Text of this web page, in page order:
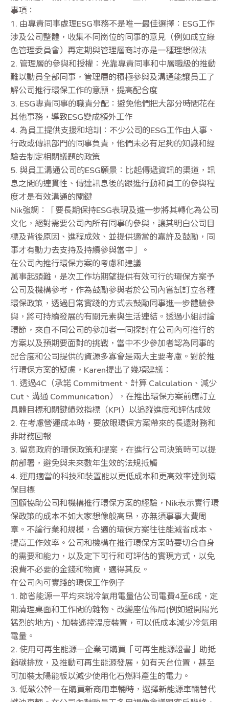
事項：
1. 由專責同事處理ESG事務不是唯一最佳選擇：ESG工作
涉及公司整體，收集不同崗位的同事的意見（例如成立綠
色管理委員會）再定期與管理層商討亦是一種理想做法
2. 管理層的參與和授權：光靠專責同事和中層職級的推動
難以動員全部同事，管理層的積極參與及溝通能讓員工了
解公司推行環保工作的意願，提高配合度
3. ESG專責同事的職責分配：避免他們把大部分時間花在
其他事務，導致ESG變成額外工作
4. 為員工提供支援和培訓：不少公司的ESG工作由人事、
行政或傳訊部門的同事負責，他們未必有足夠的知識和經
驗去制定相關議題的政策
5. 與員工溝通公司的ESG願景：比起傳遞資訊的渠道，訊
息之間的連貫性、傳達訊息後的跟進行動和員工的參與程
度才是有效溝通的關鍵
Nik強調：「要長期保持ESG表現及進一步將其轉化為公司
文化，絕對需要公司內所有同事的參與，讓其明白公司目
標及背後原因、進程成效、並提供適當的嘉許及鼓勵，同
事才有動力去支持及持續參與當中」。
在公司內推行環保方案的考慮和建議
萬事起頭難，是次工作坊期望提供有效可行的環保方案予
公司及機構參考，作為鼓勵參與者於公司內嘗試訂立各種
環保政策，透過日常實踐的方式去鼓勵同事進一步體驗參
與，將可持續發展的有關元素與生活連結。透過小組討論
環節，來自不同公司的參加者一同探討在公司內可推行的
方案以及預期要面對的挑戰，當中不少參加者認為同事的
配合度和公司提供的資源多寡會是兩大主要考慮。對於推
行環保方案的疑慮，Karen提出了幾項建議：
1. 透過4C（承諾 Commitment、計算 Calculation、減少
Cut、溝通 Communication），在推出環保方案前應訂立
具體目標和關鍵績效指標（KPI）以追蹤進度和評估成效
2. 在考慮營運成本時，要放眼環保方案帶來的長遠財務和
非財務回報
3. 留意政府的環保政策和提案，在進行公司決策時可以提
前部署，避免與未來數年生效的法規抵觸
4. 運用適當的科技和裝置能以更低成本和更高效率達到環
保目標
回顧協助公司和機構推行環保方案的經驗，Nik表示實行環
保政策的成本不如大家想像般高昂，亦無須事事大費周
章。不論行業和規模，合適的環保方案往往能減省成本、
提高工作效率。公司和機構在推行環保方案時要切合自身
的需要和能力，以及定下可行和可評估的實現方式，以免
浪費不必要的金錢和物資，適得其反。
在公司內可實踐的環保工作例子
1. 節省能源—平均來說冷氣用電量佔公司電費4至6成，定
期清理桌面和工作間的雜物、改變座位佈局(例如避開陽光
猛烈的地方)、加裝遙控溫度裝置，可以低成本減少冷氣用
電量。
2. 使用可再生能源—企業可購買「可再生能源證書」助抵
銷碳排放，及推動可再生能源發展，如有天台位置，甚至
可加裝太陽能板以減少使用化石燃料產生的電力。
3. 低碳公幹—在購買新商用車輛時，選擇新能源車輛替代